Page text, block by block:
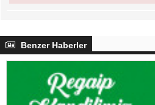
Benzer Haberler